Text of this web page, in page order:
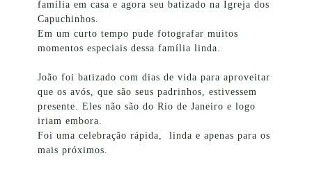
família em casa e agora seu batizado na Igreja dos
Capuchinhos.
Em um curto tempo pude fotografar muitos
momentos especiais dessa família linda.
João foi batizado com dias de vida para aproveitar
que os avós, que são seus padrinhos, estivessem
presente. Eles não são do Rio de Janeiro e logo
iriam embora.
Foi uma celebração rápida, linda e apenas para os
mais próximos.